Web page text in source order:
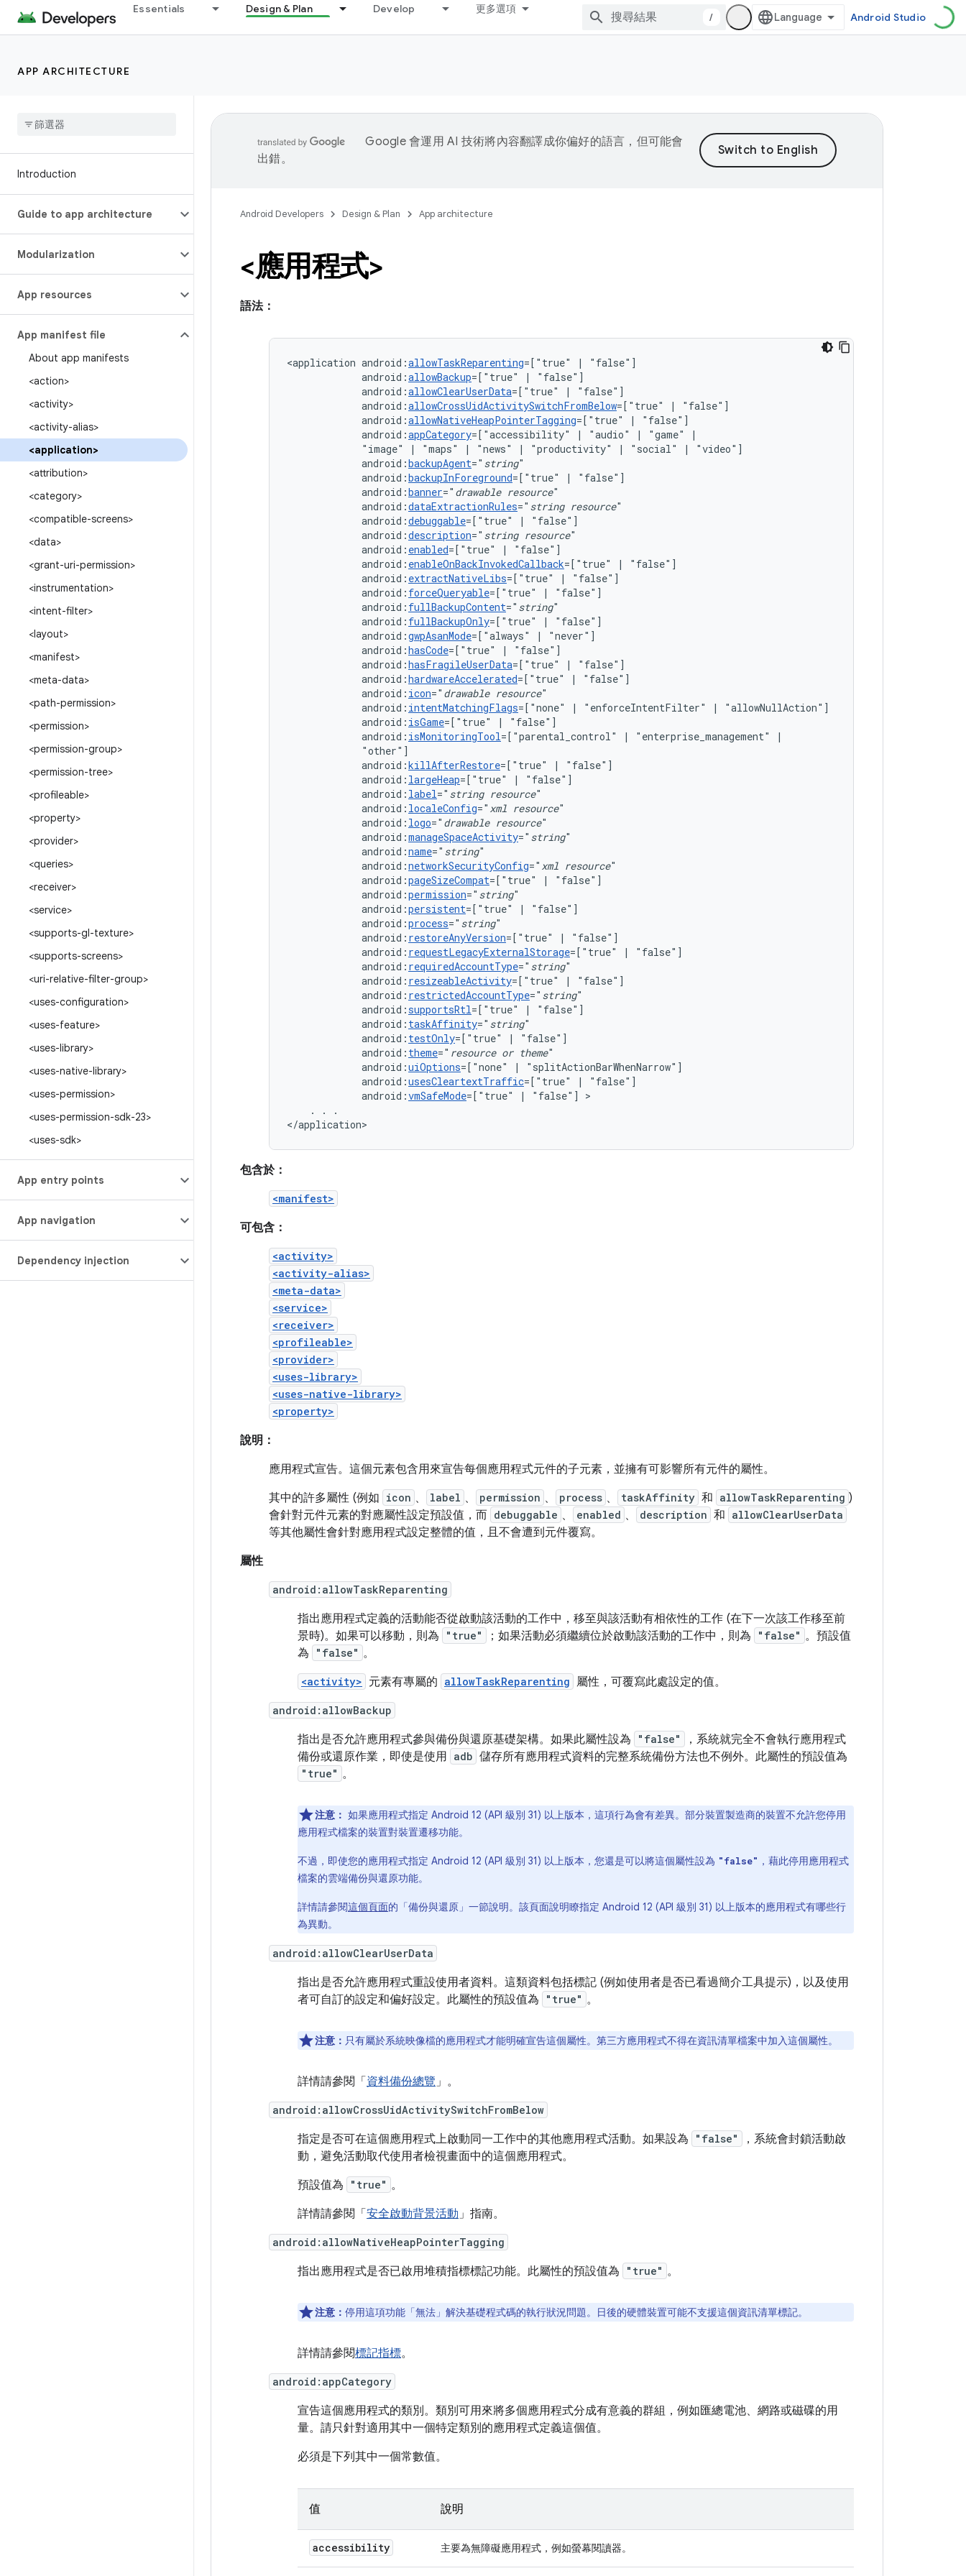
Essentials Design & Plan Develop 更多選項
/ Android Studio
APP ARCHITECTURE
Introduction
Guide to app architecture
Modularization
App resources
App manifest file
About app manifests
<action>
<activity>
<activity-alias>
<application>
<attribution>
<category>
<compatible-screens>
<data>
<grant-uri-permission>
<instrumentation>
<intent-filter>
<layout>
<manifest>
<meta-data>
<path-permission>
<permission>
<permission-group>
<permission-tree>
<profileable>
<property>
<provider>
<queries>
<receiver>
<service>
<supports-gl-texture>
<supports-screens>
<uri-relative-filter-group>
<uses-configuration>
<uses-feature>
<uses-library>
<uses-native-library>
<uses-permission>
<uses-permission-sdk-23>
<uses-sdk>
App entry points
App navigation
Dependency injection
Google 會運用 AI 技術將內容翻譯成你偏好的語言，但可能會
出錯。
Android Developers Design & Plan App architecture
<應用程式>
語法：
<application android:allowTaskReparenting=["true" |
android:allowBackup=["true" |
android:allowClearUserData=["true" |
android:allowCrossUidActivitySwitchFromBelow=["true" |
android:allowNativeHeapPointerTagging=["true" |
android:appCategory=["accessibility" | "audio" | "game"
"image"
| "maps" | "news" | "productivity" | "social" |
android:backupAgent=" string
android:backupInForeground=["true" |
android:banner=" drawable resource
android:dataExtractionRules=" string resource
android:debuggable=["true" |
android:description=" string resource
android: enabled=["true" |
android: enableOnBackInvokedCallback=["true" |
android: extractNativeLibs=["true" |
android: forceQueryable=["true" |
android: fullBackupContent=" string
android: fullBackupOnly=["true" |
android:gwpAsanMode=["always" |
android:hasCode=["true" |
android:hasFragileUserData=["true" |
android:hardwareAccelerated=["true" |
android: icon=" drawable resource
android: intentMatchingFlags=["none" | "enforceIntentFilter" |
android: isGame=["true" |
android: isMonitoringTool=["parental_control" | "enterprise_management"
android:killAfterRestore=["true" |
android: largeHeap=["true" |
android: label=" string resource
android: localeConfig=" xml resource
android: logo=" drawable resource
android:manageSpaceActivity=" string
android:name=" string
android:networkSecurityConfig=" xml resource
android:pageSizeCompat=["true" |
android:permission=" string
android:persistent=["true" |
android:process=" string
android: restoreAnyVersion=["true" |
android: requestLegacyExternalStorage=["true" |
android: requiredAccountType=" string
android: resizeableActivity=["true" |
android: restrictedAccountType=" string
android:supportsRtl=["true" |
android: taskAffinity=" string
android: testOnly=["true" |
android: theme=" resource or theme
android:uiOptions=["none" |
android:usesCleartextTraffic=["true" |
android:vmSafeMode=["true" | "false"]
.
.
.
</application>
包含於：
<manifest>
可包含：
<activity>
<activity-alias>
<meta-data>
<service>
<receiver>
<profileable>
<provider>
<uses-library>
<uses-native-library>
<property>
說明：
應用程式宣告。這個元素包含用來宣告每個應用程式元件的子元素，並擁有可影響所有元件的屬性。
其中的許多屬性 (例如 icon 、 label 、 permission 、 process 、 taskAffinity 和 allowTaskReparenting )
會針對元件元素的對應屬性設定預設值，而 debuggable 、 enabled 、 description 和 allowClearUserData
等其他屬性會針對應用程式設定整體的值，且不會遭到元件覆寫。
屬性
android:allowTaskReparenting
指出應用程式定義的活動能否從啟動該活動的工作中，移至與該活動有相依性的工作 (在下一次該工作移至前
景時)。如果可以移動，則為
"true" ；如果活動必須繼續位於啟動該活動的工作中，則為 "false" 。預設值
為
"false" 。
<activity> 元素有專屬的 allowTaskReparenting 屬性，可覆寫此處設定的值。
android:allowBackup
指出是否允許應用程式參與備份與還原基礎架構。如果此屬性設為 "false"
，系統就完全不會執行應用程式
備份或還原作業，即使是使用 adb 儲存所有應用程式資料的完整系統備份方法也不例外。此屬性的預設值為
"true" 。
注意： 如果應用程式指定 Android 12 (API 級別 31) 以上版本，這項行為會有差異。部分裝置製造商的裝置不允許您停用
應用程式檔案的裝置對裝置遷移功能。
不過，即使您的應用程式指定 Android 12 (API 級別 31) 以上版本，您還是可以將這個屬性設為 "false" ，藉此停用應用程式
檔案的雲端備份與還原功能。
詳情請參閱這個頁面的「備份與還原」一節說明。該頁面說明瞭指定 Android 12 (API 級別 31) 以上版本的應用程式有哪些行
為異動。
android:allowClearUserData
指出是否允許應用程式重設使用者資料。這類資料包括標記 (例如使用者是否已看過簡介工具提示)，以及使用
者可自訂的設定和偏好設定。此屬性的預設值為
"true" 。
注意： 只有屬於系統映像檔的應用程式才能明確宣告這個屬性。第三方應用程式不得在資訊清單檔案中加入這個屬性。
詳情請參閱「 資料備份總覽」。
android:allowCrossUidActivitySwitchFromBelow
指定是否可在這個應用程式上啟動同一工作中的其他應用程式活動。如果設為 "false"
，系統會封鎖活動啟
動，避免活動取代使用者檢視畫面中的這個應用程式。
預設值為
"true" 。
詳情請參閱「 安全啟動背景活動」指南。
android:allowNativeHeapPointerTagging
指出應用程式是否已啟用堆積指標標記功能。此屬性的預設值為 "true" 。
注意： 停用這項功能「無法」 解決基礎程式碼的執行狀況問題。日後的硬體裝置可能不支援這個資訊清單標記。
詳情請參閱標記指標。
android:appCategory
宣告這個應用程式的類別。類別可用來將多個應用程式分成有意義的群組，例如匯總電池、網路或磁碟的用
量。請只針對適用其中一個特定類別的應用程式定義這個值。
必須是下列其中一個常數值。
值 說明
accessibility 主要為無障礙應用程式，例如螢幕閱讀器。